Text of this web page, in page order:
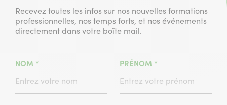
Recevez toutes les infos sur nos nouvelles formations
professionnelles, nos temps forts, et nos événements
directement dans votre boîte mail.
NOM * PRÉNOM *